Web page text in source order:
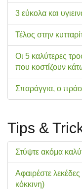
3 εύκολα και
Τέλος στην
Οι 5 καλύτερες
που κοστίζουν
Σπαράγγια, ο
Tips &
Στύψτε ακόμα
Αφαιρέστε
κόκκινη)